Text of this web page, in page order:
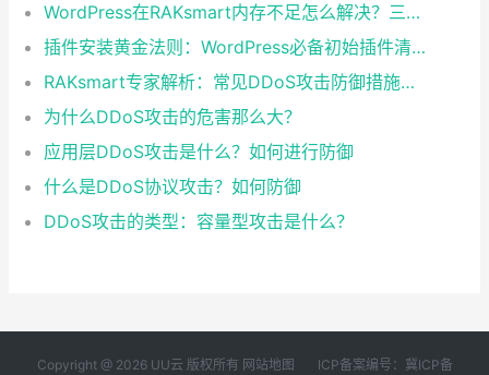
WordPress在RAKsmart内存不足怎么解决？三步实现稳定优化
插件安装黄金法则：WordPress必备初始插件清单
RAKsmart专家解析：常见DDoS攻击防御措施及企业防护方案
为什么DDoS攻击的危害那么大？
应用层DDoS攻击是什么？如何进行防御
什么是DDoS协议攻击？如何防御
DDoS攻击的类型：容量型攻击是什么？
Copyright @ 2026 UU云 版权所有 网站地图 ICP备案编号：冀ICP备